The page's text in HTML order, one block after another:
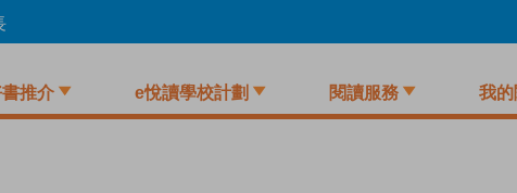
推介 e悅讀學校計劃 閱讀服務 我